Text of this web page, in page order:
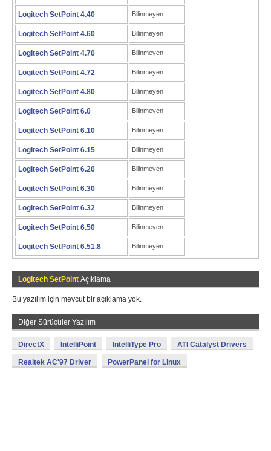
Logitech SetPoint 4.40 Bilinmeyen
Logitech SetPoint 4.60 Bilinmeyen
Logitech SetPoint 4.70 Bilinmeyen
Logitech SetPoint 4.72 Bilinmeyen
Logitech SetPoint 4.80 Bilinmeyen
Logitech SetPoint 6.0 Bilinmeyen
Logitech SetPoint 6.10 Bilinmeyen
Logitech SetPoint 6.15 Bilinmeyen
Logitech SetPoint 6.20 Bilinmeyen
Logitech SetPoint 6.30 Bilinmeyen
Logitech SetPoint 6.32 Bilinmeyen
Logitech SetPoint 6.50 Bilinmeyen
Logitech SetPoint 6.51.8 Bilinmeyen
Logitech SetPoint Açıklama
Bu yazılım için mevcut bir açıklama yok.
Diğer Sürücüler Yazılım
DirectX IntelliPoint IntelliType Pro ATI Catalyst Drivers
Realtek AC'97 Driver PowerPanel for Linux